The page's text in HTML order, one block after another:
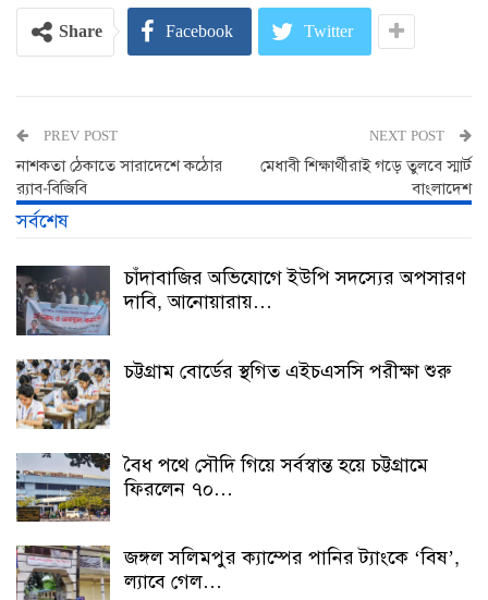
Share Facebook Twitter
PREV POST
নাশকতা ঠেকাতে সারাদেশে কঠোর
র‍্যাব-বিজিবি
NEXT POST
মেধাবী শিক্ষার্থীরাই গড়ে তুলবে স্মার্ট
বাংলাদেশ
সর্বশেষ
চাঁদাবাজির অভিযোগে ইউপি সদস্যের অপসারণ
দাবি, আনোয়ারায়…
চট্টগ্রাম বোর্ডের স্থগিত এইচএসসি পরীক্ষা শুরু
বৈধ পথে সৌদি গিয়ে সর্বস্বান্ত হয়ে চট্টগ্রামে
ফিরলেন ৭০…
জঙ্গল সলিমপুর ক্যাম্পের পানির ট্যাংকে ‘বিষ’,
ল্যাবে গেল…